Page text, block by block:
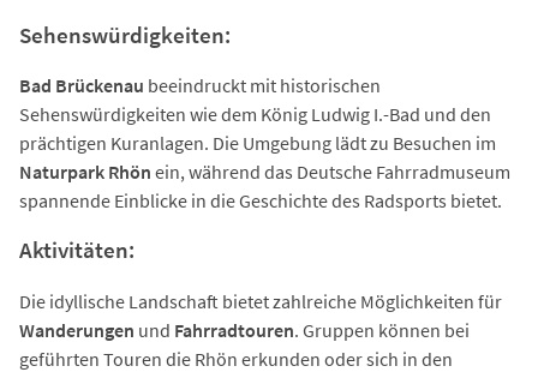
Sehenswürdigkeiten:
Bad Brückenau beeindruckt mit historischen
Sehenswürdigkeiten wie dem König Ludwig I.-Bad und den
prächtigen Kuranlagen. Die Umgebung lädt zu Besuchen im
Naturpark Rhön ein, während das Deutsche Fahrradmuseum
spannende Einblicke in die Geschichte des Radsports bietet.
Aktivitäten:
Die idyllische Landschaft bietet zahlreiche Möglichkeiten für
Wanderungen und Fahrradtouren. Gruppen können bei
geführten Touren die Rhön erkunden oder sich in den